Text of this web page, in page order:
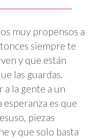
muy propensos a
siempre te
y que están
las guardas.
a la gente a un
es que
piezas
y que solo basta